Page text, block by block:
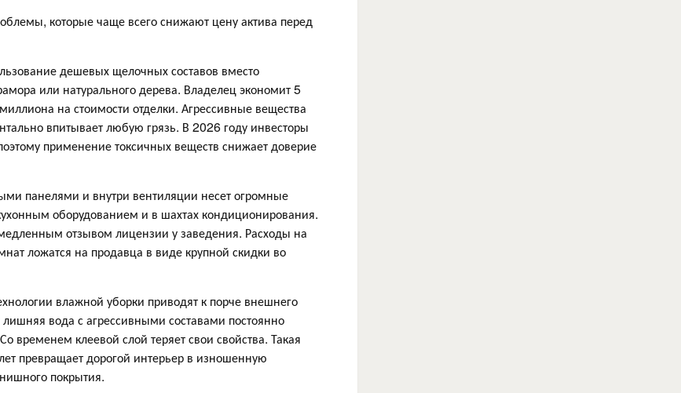
которые чаще всего снижают цену актива перед
дешевых щелочных составов вместо
или натурального дерева. Владелец экономит 5
на стоимости отделки. Агрессивные вещества
впитывает любую грязь. В 2026 году инвесторы
применение токсичных веществ снижает доверие
панелями и внутри вентиляции несет огромные
оборудованием и в шахтах кондиционирования.
отзывом лицензии у заведения. Расходы на
ложатся на продавца в виде крупной скидки во
влажной уборки приводят к порче внешнего
вода с агрессивными составами постоянно
временем клеевой слой теряет свои свойства. Такая
превращает дорогой интерьер в изношенную
покрытия.